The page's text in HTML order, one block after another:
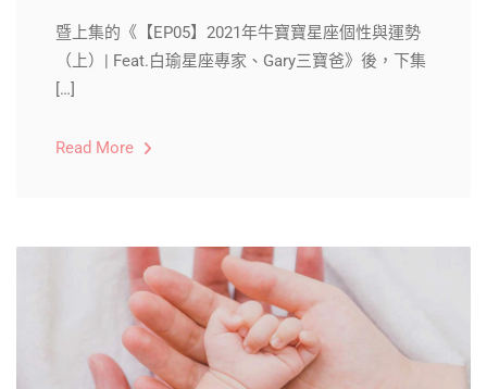
暨上集的《【EP05】2021年牛寶寶星座個性與運勢
（上）| Feat.白瑜星座專家、Gary三寶爸》後，下集
[…]
Read More